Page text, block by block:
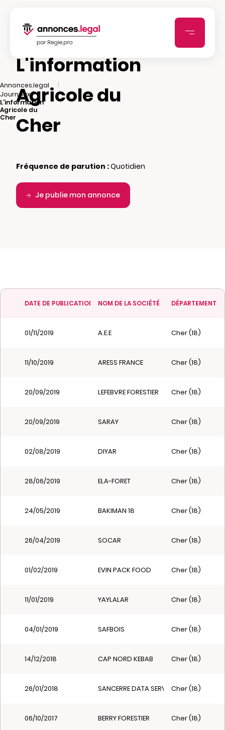
Annonces.legal
|
Journaux
|
L'information
Agricole du
Cher
L'information
Agricole du
Cher
Fréquence de parution :Quotidien
Je publie mon annonce
DATE DE PUBLICATION NOM DE LA SOCIÉTÉ DÉPARTEMENT
01/11/2019 A.E.E Cher (18)
11/10/2019 ARESS FRANCE Cher (18)
20/09/2019 LEFEBVRE FORESTIER Cher (18)
20/09/2019 SARAY Cher (18)
02/08/2019 DIYAR Cher (18)
28/06/2019 ELA-FORET Cher (18)
24/05/2019 BAKIMAN 18 Cher (18)
26/04/2019 SOCAR Cher (18)
01/02/2019 EVIN PACK FOOD Cher (18)
11/01/2019 YAYLALAR Cher (18)
04/01/2019 SAFBOIS Cher (18)
14/12/2018 CAP NORD KEBAB Cher (18)
26/01/2018 SANCERRE DATA SERVICESCher (18)
06/10/2017 BERRY FORESTIER Cher (18)